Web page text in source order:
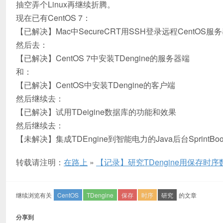
抽空弄个Linux再继续折腾。
现在已有CentOS 7：
【已解决】Mac中SecureCRT用SSH登录远程CentOS服
然后去：
【已解决】CentOS 7中安装TDengine的服务器端
和：
【已解决】CentOS中安装TDengine的客户端
然后继续去：
【已解决】试用TDeigine数据库的功能和效果
然后继续去：
【未解决】集成TDEngine到智能电力的Java后台
转载请注明： 在路上 » 【记录】研究TDengine用保存时序
继续浏览有关 CentOS TDengine 保存 时序 研究 的文章
分享到